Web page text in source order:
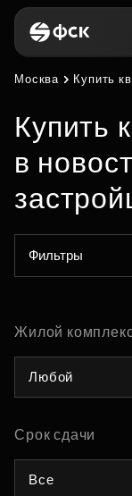
Москва Купить
Купить
в
Фильтры
Жилой
Любой
Срок сдачи
Все